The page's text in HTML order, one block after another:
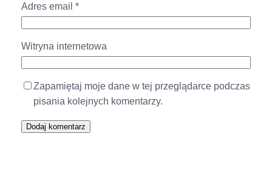
Adres email *
Witryna internetowa
Zapamiętaj moje dane w tej przeglądarce podczas
pisania kolejnych komentarzy.